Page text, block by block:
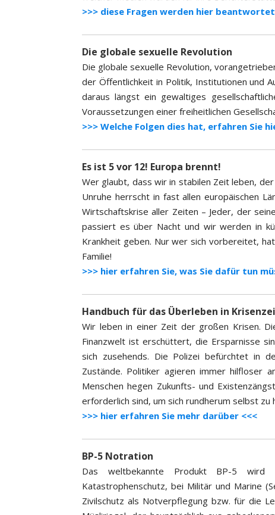
>>> diese Fragen werden hier
Die globale sexuelle Revolution
Die globale sexuelle Revolution,
der Öffentlichkeit in Politik, Institutionen und
daraus längst ein gewaltiges
Voraussetzungen einer freiheitlichen
>>> Welche Folgen dies hat, erfahren Sie
Es ist 5 vor 12! Europa brennt!
Wer glaubt, dass wir in stabilen Zeit leben,
Unruhe herrscht in fast allen europäischen
Wirtschaftskrise aller Zeiten – Jeder, der
passiert es über Nacht und wir werden in
Krankheit geben. Nur wer sich vorbereitet,
Familie!
>>> hier erfahren Sie, was Sie dafür tun
Handbuch für das Überleben in
Wir leben in einer Zeit der großen Krisen.
Finanzwelt ist erschüttert, die Ersparnisse
sich zusehends. Die Polizei befürchtet in
Zustände. Politiker agieren immer hilfloser
Menschen hegen Zukunfts- und
erforderlich sind, um sich rundherum selbst zu
>>> hier erfahren Sie mehr darüber <<<
BP-5 Notration
Das weltbekannte Produkt BP-5 wird
Katastrophenschutz, bei Militär und Marine
Zivilschutz als Notverpflegung bzw. für die